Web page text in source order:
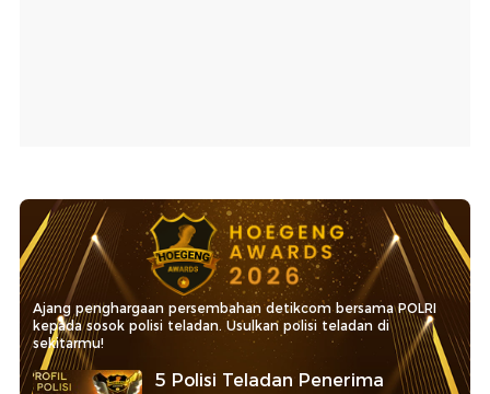
Ajang penghargaan persembahan detikcom bersama POLRI
kepada sosok polisi teladan. Usulkan polisi teladan di
sekitarmu!
5 Polisi Teladan Penerima